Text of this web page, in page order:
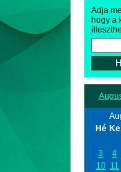
Adja
hogy a
Hé Ke
3
4
10 11